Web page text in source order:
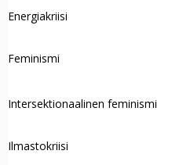
Energiakriisi
Feminismi
Intersektionaalinen feminismi
Ilmastokriisi